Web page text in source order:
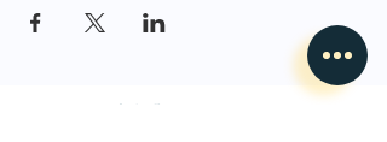
L'Envoleur